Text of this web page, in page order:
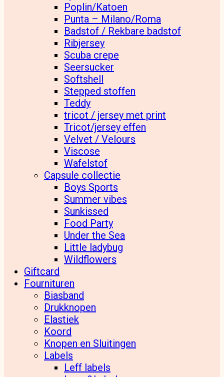
Poplin/Katoen
Punta – Milano/Roma
Badstof / Rekbare badstof
Ribjersey
Scuba crepe
Seersucker
Softshell
Stepped stoffen
Teddy
tricot / jersey met print
Tricot/jersey effen
Velvet / Velours
Viscose
Wafelstof
Capsule collectie
Boys Sports
Summer vibes
Sunkissed
Food Party
Under the Sea
Little ladybug
Wildflowers
Giftcard
Fournituren
Biasband
Drukknopen
Elastiek
Koord
Knopen en Sluitingen
Labels
Leff labels